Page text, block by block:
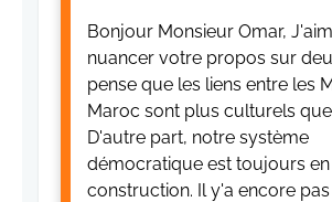
Bonjour Monsieur Omar,
nuancer votre propos sur
pense que les liens entre les
Maroc sont plus culturels
D'autre part, notre système
démocratique est toujours en
construction. Il y'a encore